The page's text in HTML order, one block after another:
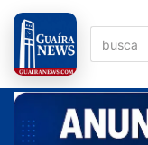
Pular
para
o
conteúdo